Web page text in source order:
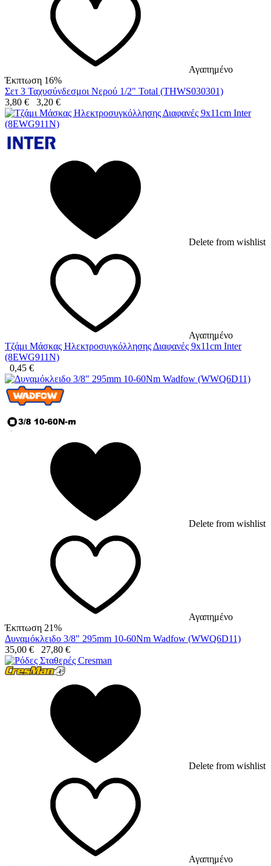
Αγαπημένο
Έκπτωση 16%
Σετ 3 Ταχυσύνδεσμοι Νερού 1/2" Total (THWS030301)
3,80 € 3,20 €
Delete from wishlist
Αγαπημένο
Τζάμι Μάσκας Ηλεκτροσυγκόλλησης Διαφανές 9x11cm Inter
(8EWG911N)
0,45 €
Delete from wishlist
Αγαπημένο
Έκπτωση 21%
Δυναμόκλειδο 3/8" 295mm 10-60Nm Wadfow (WWQ6D11)
35,00 € 27,80 €
Delete from wishlist
Αγαπημένο